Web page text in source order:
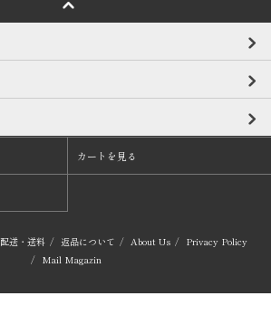
カートを見る
配送・送料 / 返品について / About Us / Privacy Policy
/ Mail Magazin